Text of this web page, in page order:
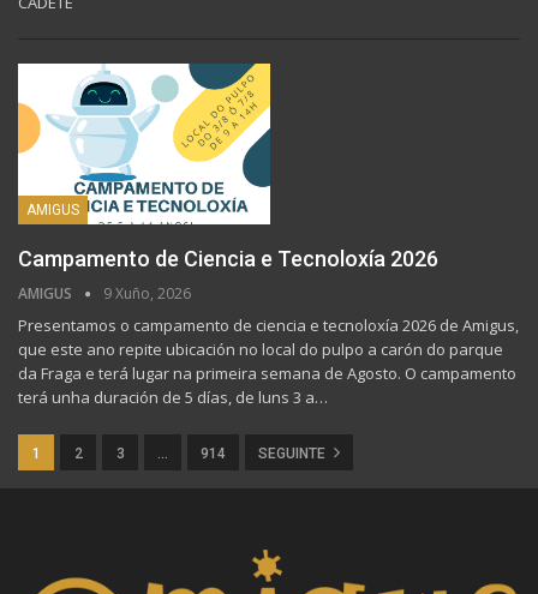
AMIGUS
Campamento de Ciencia e Tecnoloxía 2026
AMIGUS 9 Xuño, 2026
Presentamos o campamento de ciencia e tecnoloxía 2026 de Amigus,
que este ano repite ubicación no local do pulpo a carón do parque
da Fraga e terá lugar na primeira semana de Agosto. O campamento
terá unha duración de 5 días, de luns 3 a…
1 2 3 … 914 SEGUINTE